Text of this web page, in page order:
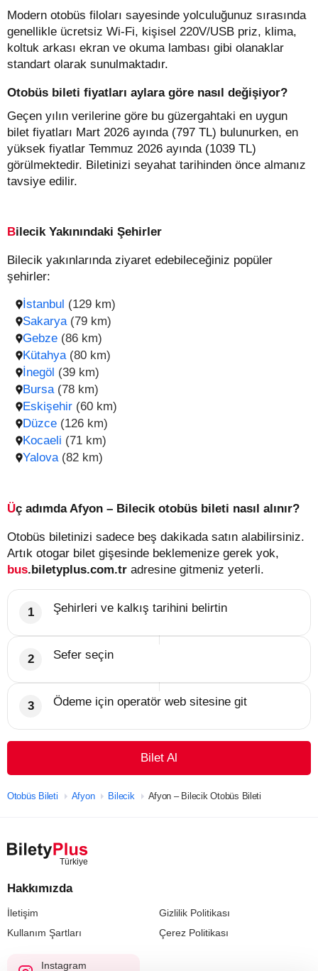
Modern otobüs filoları sayesinde yolculuğunuz sırasında
genellikle ücretsiz Wi-Fi, kişisel 220V/USB priz, klima,
koltuk arkası ekran ve okuma lambası gibi olanaklar
standart olarak sunulmaktadır.
Otobüs bileti fiyatları aylara göre nasıl değişiyor?
Geçen yılın verilerine göre bu güzergahtaki en uygun
bilet fiyatları Mart 2026 ayında (797 TL) bulunurken, en
yüksek fiyatlar Temmuz 2026 ayında (1039 TL)
görülmektedir. Biletinizi seyahat tarihinden önce almanız
tavsiye edilir.
Bilecik Yakınındaki Şehirler
Bilecik yakınlarında ziyaret edebileceğiniz popüler
şehirler:
İstanbul (129 km)
Bursa (78 km)
Sakarya (79 km)
Eskişehir (60 km)
Gebze (86 km)
Düzce (126 km)
Kütahya (80 km)
Kocaeli (71 km)
İnegöl (39 km)
Yalova (82 km)
Üç adımda Afyon – Bilecik otobüs bileti nasıl alınır?
Otobüs biletinizi sadece beş dakikada satın alabilirsiniz.
Artık otogar bilet gişesinde beklemenize gerek yok,
bus.biletyplus.com.tr adresine gitmeniz yeterli.
Şehirleri ve kalkış tarihini belirtin
Sefer seçin
Ödeme için operatör web sitesine git
Bilet Al
Otobüs Bileti Afyon Bilecik Afyon – Bilecik Otobüs Bileti
Hakkımızda
İletişim
Gizlilik Politikası
Kullanım Şartları
Çerez Politikası
Instagram